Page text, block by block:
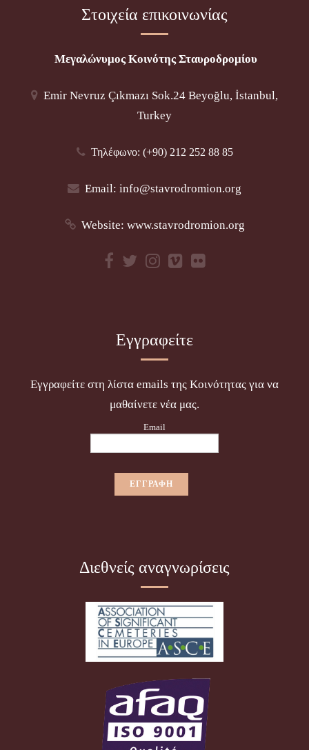
Στοιχεία επικοινωνίας
Μεγαλώνυμος Κοινότης Σταυροδρομίου
Emir Nevruz Çıkmazı Sok.24 Beyoğlu, İstanbul,
Turkey
Τηλέφωνο: (+90) 212 252 88 85
Email: info@stavrodromion.org
Website: www.stavrodromion.org
Εγγραφείτε
Εγγραφείτε στη λίστα emails της Κοινότητας για να
μαθαίνετε νέα μας.
Email
Διεθνείς αναγνωρίσεις